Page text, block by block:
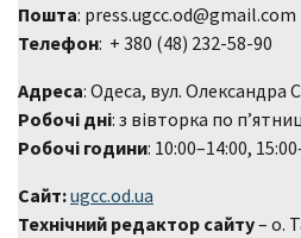
Пошта: press.ugcc.od@gmail.com
Телефон: + 380 (48) 232-58-90
Адреса: Одеса, вул. Олександра
Робочі дні: з вівторка по
Робочі години: 10:00–14:00,
Сайт:ugcc.od.ua
Технічний редактор сайту– о.